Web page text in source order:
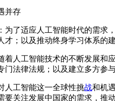
并存
为了适应人工智能时代的需求
；以及推动终身学习体系的
着人工智能技术的不断发展和
法律法规；以及建立多方参
人工智能这一全球性挑战和机
要关注发展中国家的需求，推